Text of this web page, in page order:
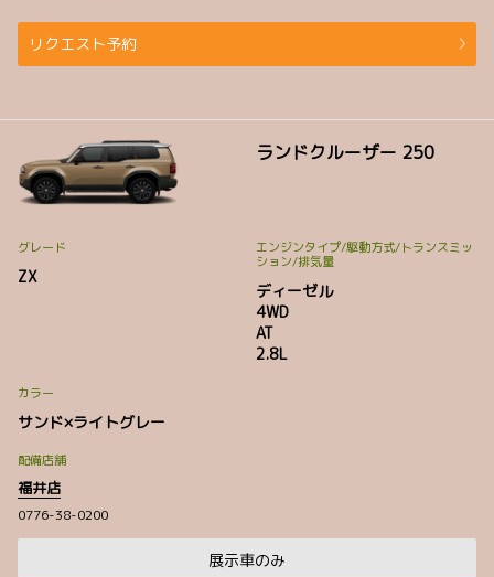
リクエスト予約
ランドクルーザー 250
グレード
ZX
エンジンタイプ/駆動方式/トランスミッ
ション/排気量
ディーゼル
4WD
AT
2.8L
カラー
サンド×ライトグレー
配備店舗
福井店
0776-38-0200
展示車のみ